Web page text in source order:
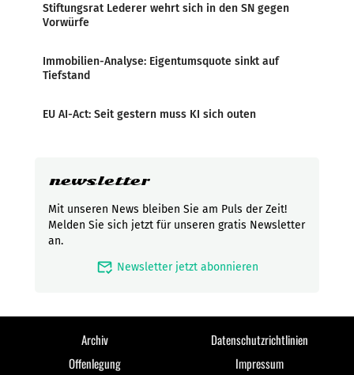
Stiftungsrat Lederer wehrt sich in den SN gegen
Vorwürfe
Immobilien-Analyse: Eigentumsquote sinkt auf
Tiefstand
EU AI-Act: Seit gestern muss KI sich outen
newsletter
Mit unseren News bleiben Sie am Puls der Zeit!
Melden Sie sich jetzt für unseren gratis Newsletter
an.
mark_email_read Newsletter jetzt abonnieren
Archiv
Datenschutzrichtlinien
Offenlegung
Impressum